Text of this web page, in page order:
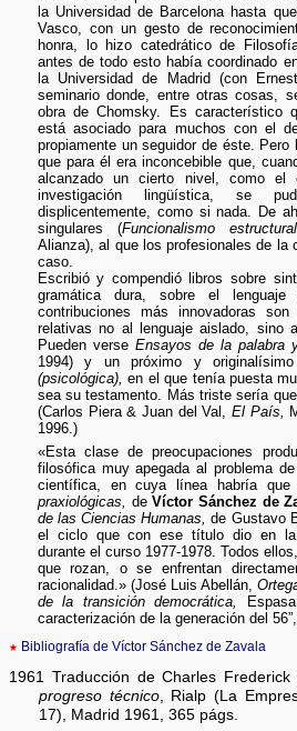
la Universidad de Barcelona hasta
Vasco, con un gesto de
honra, lo hizo catedrático de
antes de todo esto había coordinado
la Universidad de Madrid (con
seminario donde, entre otras cosas,
obra de Chomsky. Es característico
está asociado para muchos con el
propiamente un seguidor de éste.
que para él era inconcebible que,
alcanzado un cierto nivel, como
investigación lingüística, se
displicentemente, como si nada. De
singulares (Funcionalismo
Alianza), al que los profesionales de la
caso.
Escribió y compendió libros sobre
gramática dura, sobre el
contribuciones más innovadoras
relativas no al lenguaje aislado, sino
Pueden verse Ensayos de la palabra
1994) y un próximo y
(psicológica), en el que tenía puesta
sea su testamento. Más triste sería
(Carlos Piera & Juan del Val, El País,
1996.)
«Esta clase de preocupaciones
filosófica muy apegada al problema
científica, en cuya línea habría
praxiológicas, deVíctor Sánchez de
de las Ciencias Humanas, de Gustavo
el ciclo que con ese título dio en la
durante el curso 1977-1978. Todos
que rozan, o se enfrentan
racionalidad.» (José Luis Abellán,
de la transición democrática,
caracterización de la generación del
★ Bibliografía de Víctor Sánchez de Zavala
1961 Traducción de Charles
progreso técnico, Rialp (La
17), Madrid 1961, 365 págs.